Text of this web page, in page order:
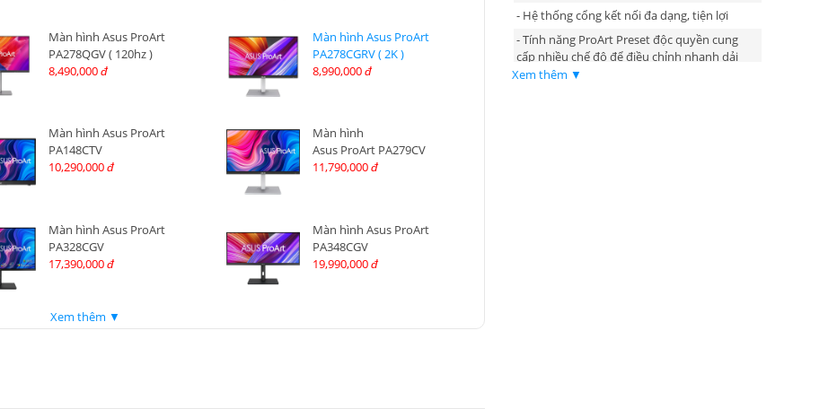
Màn hình Asus ProArt
PA278QGV ( 120hz )
8,490,000 đ
Màn hình Asus ProArt
PA278CGRV ( 2K )
8,990,000 đ
Màn hình Asus ProArt
PA148CTV
10,290,000 đ
Màn hình
Asus ProArt PA279CV
11,790,000 đ
Màn hình Asus ProArt
PA328CGV
17,390,000 đ
Màn hình Asus ProArt
PA348CGV
19,990,000 đ
Xem thêm ▼
- Hệ thống cổng kết nối đa dạng, tiện lợi
- Tính năng ProArt Preset độc quyền cung
cấp nhiều chế độ để điều chỉnh nhanh dải
màu
Xem thêm ▼